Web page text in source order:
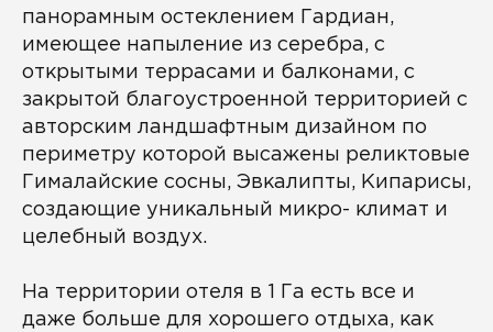
панорамным остеклением Гардиан,
имеющее напыление из серебра, с
открытыми террасами и балконами, с
закрытой благоустроенной территорией с
авторским ландшафтным дизайном по
периметру которой высажены реликтовые
Гималайские сосны, Эвкалипты, Кипарисы,
создающие уникальный микро- климат и
целебный воздух.
На территории отеля в 1 Га есть все и
даже больше для хорошего отдыха, как